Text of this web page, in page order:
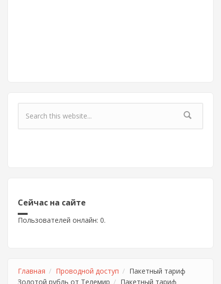
Форма поиска
Сейчас на сайте
Пользователей онлайн: 0.
Главная Проводной доступ
Пакетный тариф
Золотой рубль от Телемир
Пакетный тариф